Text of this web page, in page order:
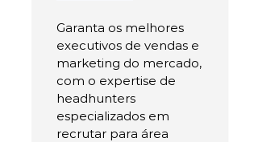
Garanta os melhores
executivos de vendas e
marketing do mercado,
com o expertise de
headhunters
especializados em
recrutar para área